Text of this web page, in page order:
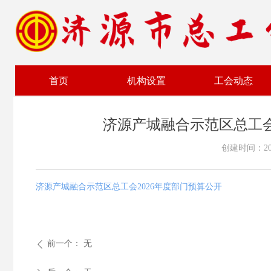
首页 机构设置 工会动态
济源产城融合示范区总工
创建时间：
济源产城融合示范区总工会2026年度部门预算公开
ꄴ 前一个： 无